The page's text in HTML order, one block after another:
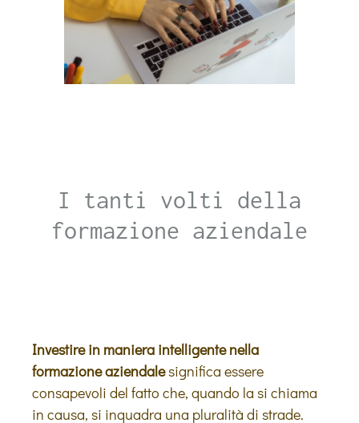
I tanti volti della
formazione aziendale
Investire in maniera intelligente nella
formazione aziendalesignifica essere
consapevoli del fatto che, quando la si chiama
in causa, si inquadra una pluralità di strade.